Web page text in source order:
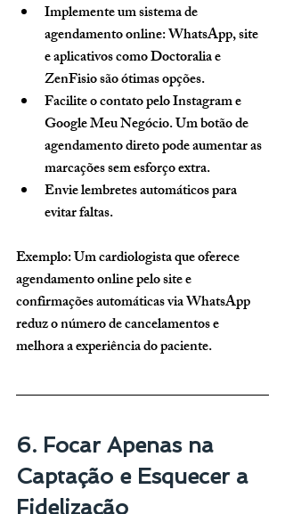
Implemente um sistema de
agendamento online: WhatsApp, site
e aplicativos como Doctoralia e
ZenFisio são ótimas opções.
Facilite o contato pelo Instagram e
Google Meu Negócio. Um botão de
agendamento direto pode aumentar as
marcações sem esforço extra.
Envie lembretes automáticos para
evitar faltas.
Exemplo: Um cardiologista que oferece
agendamento online pelo site e
confirmações automáticas via WhatsApp
reduz o número de cancelamentos e
melhora a experiência do paciente.
6. Focar Apenas na
Captação e Esquecer a
Fidelização